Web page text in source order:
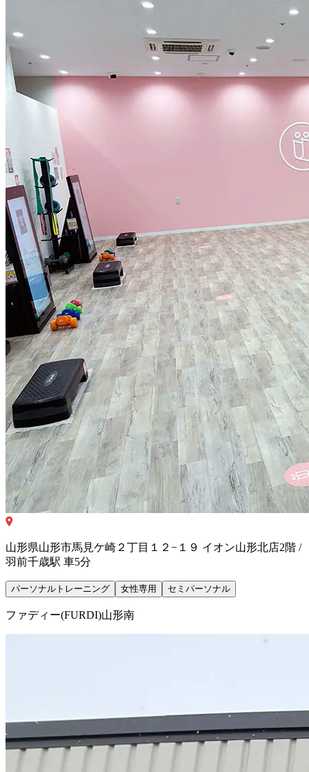
山形県山形市馬見ケ崎２丁目１２−１９ イオン山形北店2階 /
羽前千歳駅 車5分
パーソナルトレーニング 女性専用 セミパーソナル
ファディー(FURDI)山形南